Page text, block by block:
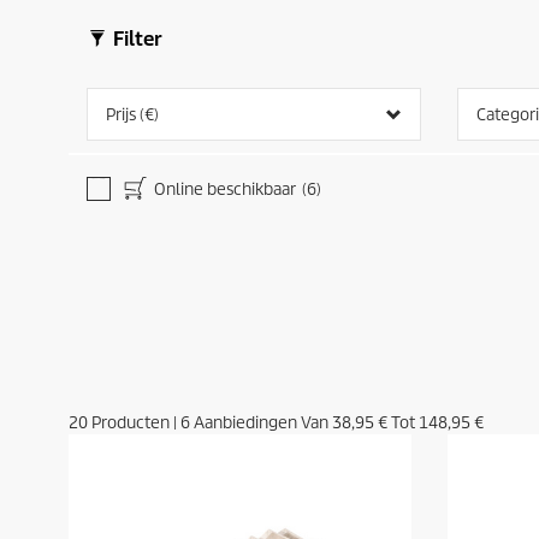
Filter
Prijs (€)
Online beschikbaar (6)
20 Producten | 6Aanbiedingen Van 38,95 €Tot 148,95 €